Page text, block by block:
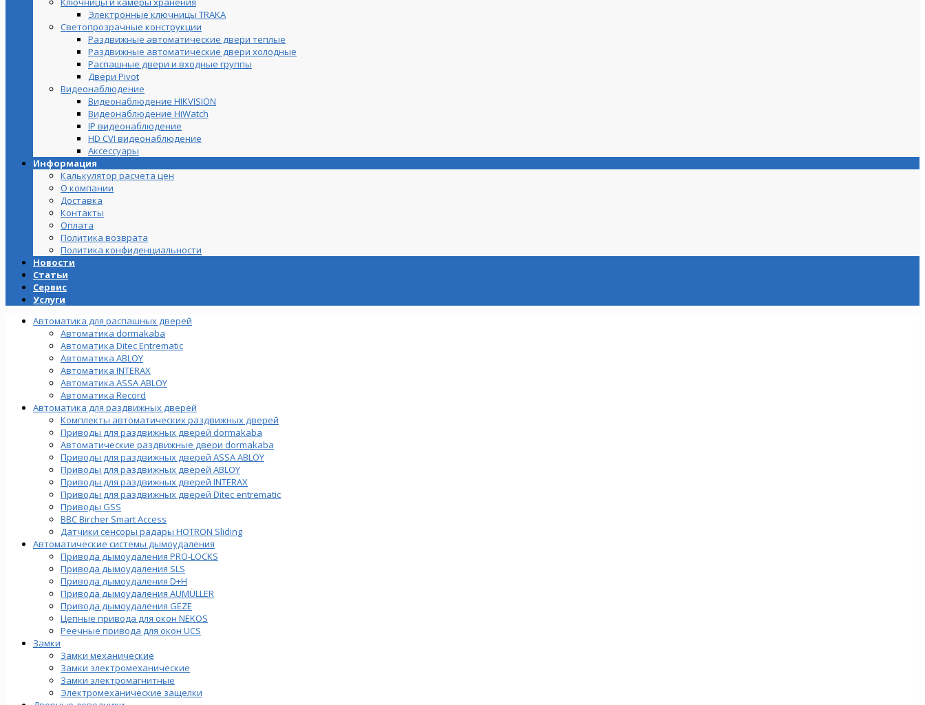
Электронные ключницы TRAKA
Светопрозрачные конструкции
Раздвижные автоматические двери теплые
Раздвижные автоматические двери холодные
Распашные двери и входные группы
Двери Pivot
Видеонаблюдение
Видеонаблюдение HIKVISION
Видеонаблюдение HiWatch
IP видеонаблюдение
HD CVI видеонаблюдение
Аксессуары
Информация
Калькулятор расчета цен
О компании
Доставка
Контакты
Оплата
Политика возврата
Политика конфиденциальности
Новости
Статьи
Сервис
Услуги
Автоматика для распашных дверей
Автоматика dormakaba
Автоматика Ditec Entrematic
Автоматика ABLOY
Автоматика INTERAX
Автоматика ASSA ABLOY
Автоматика Record
Автоматика для раздвижных дверей
Комплекты автоматических раздвижных дверей
Приводы для раздвижных дверей dormakaba
Автоматические раздвижные двери dormakaba
Приводы для раздвижных дверей ASSA ABLOY
Приводы для раздвижных дверей ABLOY
Приводы для раздвижных дверей INTERAX
Приводы для раздвижных дверей Ditec entrematic
Приводы GSS
BBC Bircher Smart Access
Датчики сенсоры радары HOTRON Sliding
Автоматические системы дымоудаления
Привода дымоудаления PRO-LOCKS
Привода дымоудаления SLS
Привода дымоудаления D+H
Привода дымоудаления AUMÜLLER
Привода дымоудаления GEZE
Цепные привода для окон NEKOS
Реечные привода для окон UСS
Замки
Замки механические
Замки электромеханические
Замки электромагнитные
Электромеханические защелки